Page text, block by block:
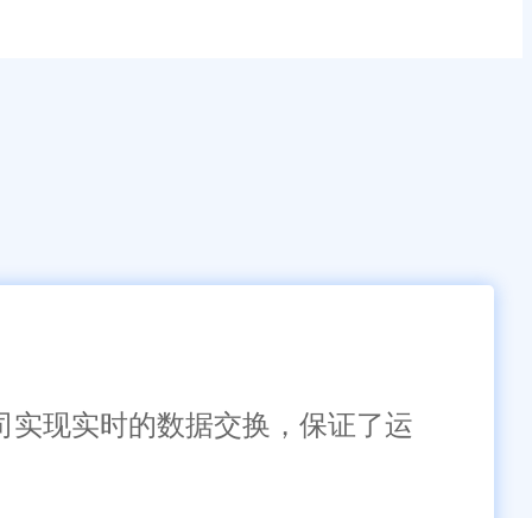
实现实时的数据交换，保证了运